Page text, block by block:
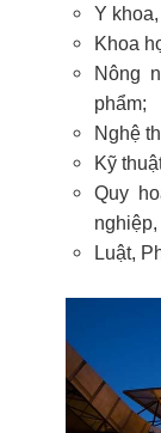
Y
Khoa
Nông
phẩm;
Nghệ
Kỹ
Quy
Luật,